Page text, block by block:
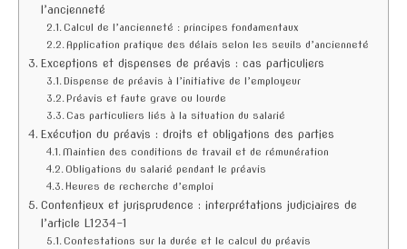
l’ancienneté
Calcul de l’ancienneté : principes fondamentaux
Application pratique des délais selon les seuils d’ancienneté
Exceptions et dispenses de préavis : cas particuliers
Dispense de préavis à l’initiative de l’employeur
Préavis et faute grave ou lourde
Cas particuliers liés à la situation du salarié
Exécution du préavis : droits et obligations des parties
Maintien des conditions de travail et de rémunération
Obligations du salarié pendant le préavis
Heures de recherche d’emploi
Contentieux et jurisprudence : interprétations judiciaires de
l’article L1234-1
Contestations sur la durée et le calcul du préavis